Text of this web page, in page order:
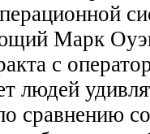
Марк
с
людей
сравнению